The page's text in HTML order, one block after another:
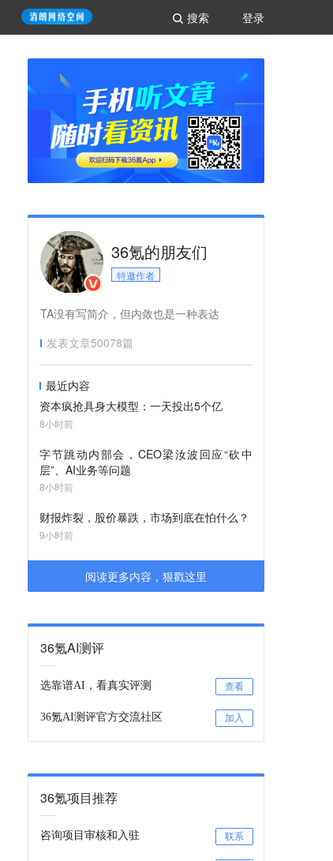
登录
搜索
36氪的朋友们
特邀作者
TA没有写简介，但内敛也是一种表达
发表文章50078篇
最近内容
资本疯抢具身大模型：一天投出5个亿
8小时前
字节跳动内部会，CEO梁汝波回应“砍中
层”、AI业务等问题
8小时前
财报炸裂，股价暴跌，市场到底在怕什么？
9小时前
阅读更多内容，狠戳这里
36氪AI测评
选靠谱AI，看真实评测 查看
36氪AI测评官方交流社区 加入
36氪项目推荐
咨询项目审核和入驻 联系